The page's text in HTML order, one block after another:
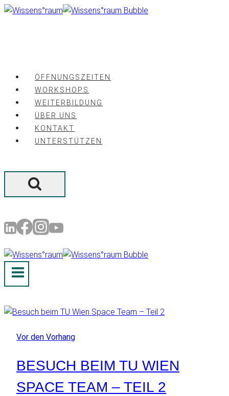
Zum
ÖFFNUNGSZEITEN
WORKSHOPS
WEITERBILDUNG
ÜBER UNS
KONTAKT
UNTERSTÜTZEN
Vor den Vorhang
BESUCH BEIM TU WIEN
SPACE TEAM – TEIL 2